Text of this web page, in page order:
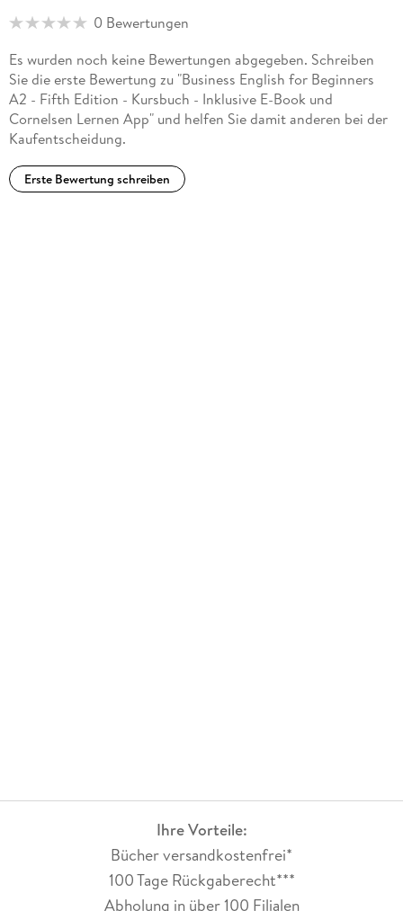
0 Bewertungen
Es wurden noch keine Bewertungen abgegeben. Schreiben
Sie die erste Bewertung zu "Business English for Beginners
A2 - Fifth Edition - Kursbuch - Inklusive E-Book und
Cornelsen Lernen App" und helfen Sie damit anderen bei der
Kaufentscheidung.
Erste Bewertung schreiben
Ihre Vorteile:
Bücher versandkostenfrei*
100 Tage Rückgaberecht***
Abholung in über 100 Filialen